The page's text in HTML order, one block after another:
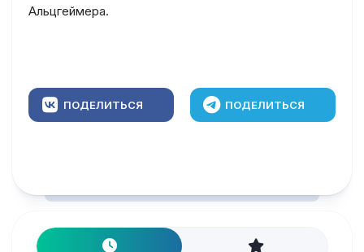
Альцгеймера.
ПОДЕЛИТЬСЯ ПОДЕЛИТЬСЯ